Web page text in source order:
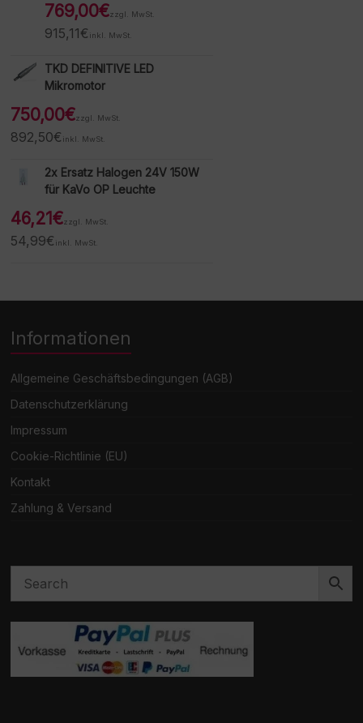
769,00€zzgl. MwSt.
915,11€ inkl. MwSt.
TKD DEFINITIVE LED
Mikromotor
750,00€zzgl. MwSt.
892,50€ inkl. MwSt.
2x Ersatz Halogen 24V 150W
für KaVo OP Leuchte
46,21€zzgl. MwSt.
54,99€ inkl. MwSt.
Informationen
Allgemeine Geschäftsbedingungen (AGB)
Datenschutzerklärung
Impressum
Cookie-Richtlinie (EU)
Kontakt
Zahlung & Versand